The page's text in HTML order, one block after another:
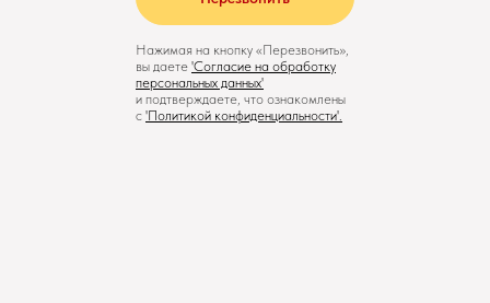
Нажимая на кнопку «Перезвонить»,
вы даете 'Cогласие на обработку
персональных данных'
и подтверждаете, что ознакомлены
с 'Политикой конфиденциальности'.